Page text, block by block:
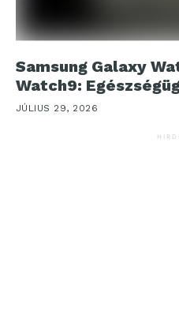
Samsung Galaxy
Watch9:
JÚLIUS 29, 2026